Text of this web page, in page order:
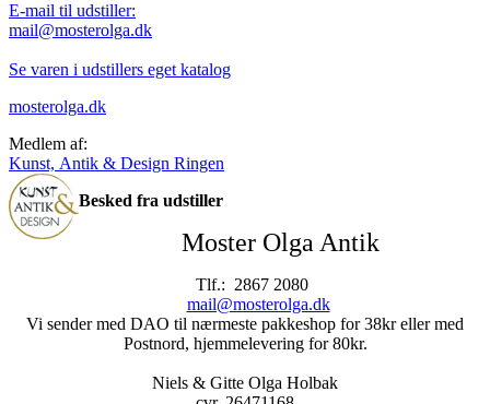
E-mail til udstiller:
mail@mosterolga.dk
Se varen i udstillers eget katalog
mosterolga.dk
Medlem af:
Kunst, Antik & Design Ringen
Besked fra udstiller
Moster Olga Antik
Tlf.: 2867 2080
mail@mosterolga.dk
Vi sender med DAO til nærmeste pakkeshop for 38kr eller med
Postnord, hjemmelevering for 80kr.
Niels & Gitte Olga Holbak